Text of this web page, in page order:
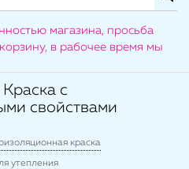
магазина, просьба
в рабочее время мы
с
свойствами
краска
утепления